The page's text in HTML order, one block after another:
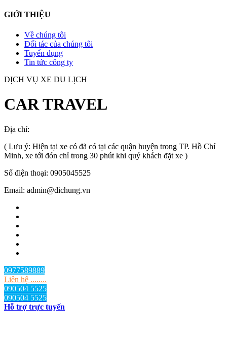
GIỚI THIỆU
Về chúng tôi
Đối tác của chúng tôi
Tuyển dụng
Tin tức công ty
DỊCH VỤ XE DU LỊCH
CAR TRAVEL
Địa chỉ:
( Lưu ý: Hiện tại xe có đã có tại các quận huyện trong TP. Hồ Chí
Minh, xe tới đón chỉ trong 30 phút khi quý khách đặt xe )
Số điện thoại: 0905045525
Email: admin@dichung.vn
0977589889
Liên hệ ........
090504 5525
090504 5525
Hỗ trợ trực tuyến